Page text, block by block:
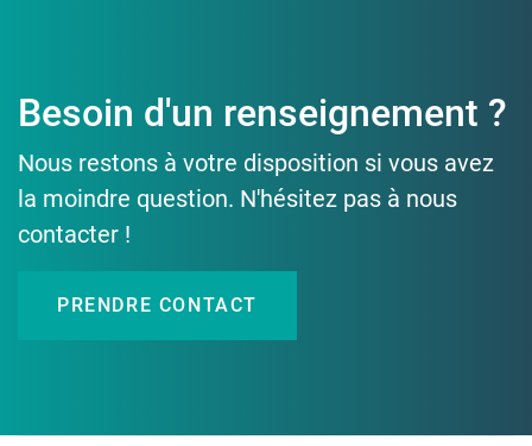
Besoin d'un renseignement ?
Nous restons à votre disposition si vous avez
la moindre question. N'hésitez pas à nous
contacter !
PRENDRE CONTACT